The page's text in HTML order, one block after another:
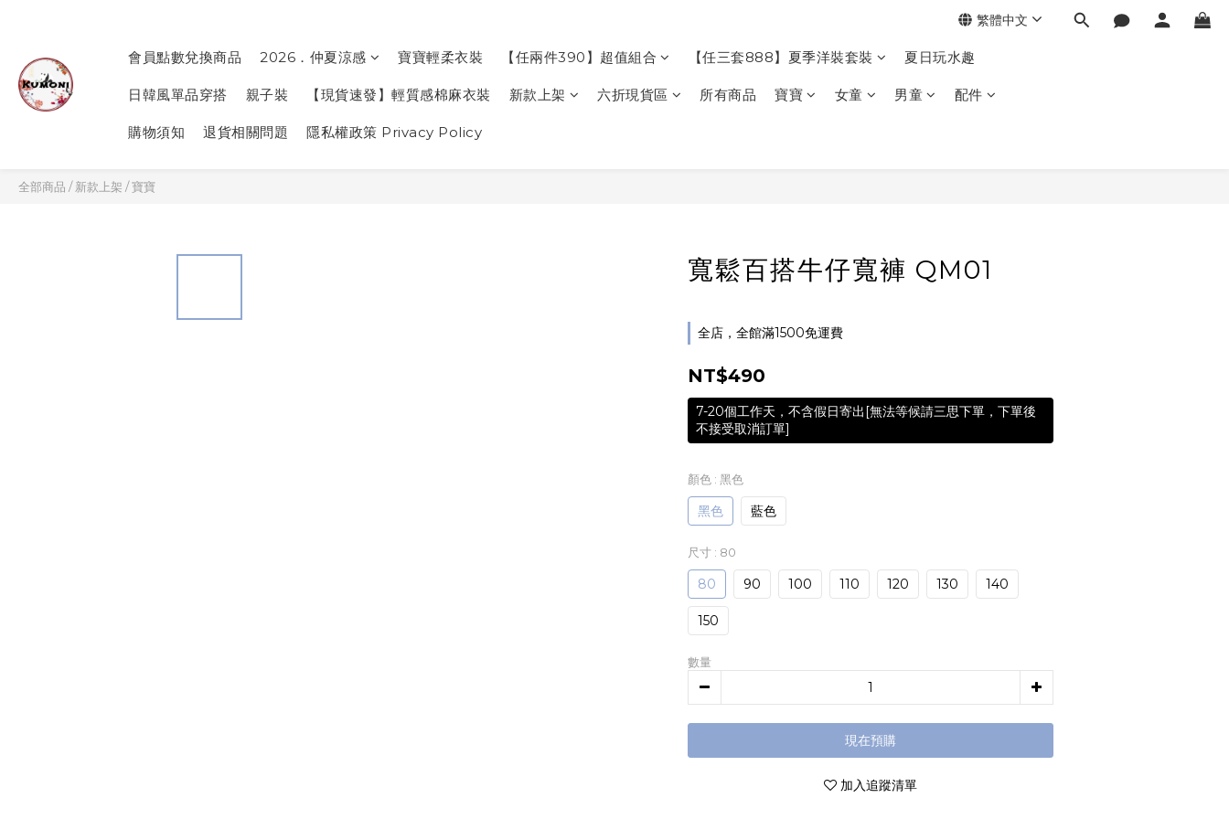
會員點數兌換商品 2026．仲夏涼感 寶寶輕柔衣裝 【任兩件390】超值組合 【任三套888】夏季洋裝套裝 夏日玩水趣
日韓風單品穿搭 親子裝 【現貨速發】輕質感棉麻衣裝 新款上架 六折現貨區 所有商品 寶寶 女童 男童 配件
購物須知 退貨相關問題 隱私權政策 Privacy Policy
繁體中文
全部商品 /新款上架 /寶寶
寬鬆百搭牛仔寬褲 QM01
全店，全館滿1500免運費
NT$490
7-20個工作天，不含假日寄出[無法等候請三思下單，下單後
不接受取消訂單]
顏色 : 黑色
黑色 藍色
尺寸 : 80
80 90 100 110 120 130 140
150
數量
現在預購
加入追蹤清單